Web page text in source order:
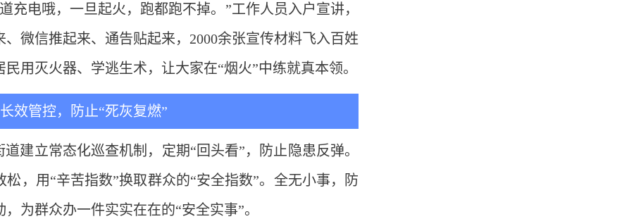
充电哦，一旦起火，跑都跑不掉。”工作人员入户宣讲，
微信推起来、通告贴起来，2000余张宣传材料飞入百姓
用灭火器、学逃生术，让大家在“烟火”中练就真本领。
长效管控，防止“死灰复燃”
建立常态化巡查机制，定期“回头看”，防止隐患反弹。
，用“辛苦指数”换取群众的“安全指数”。全无小事，防
为群众办一件实实在在的“安全实事”。